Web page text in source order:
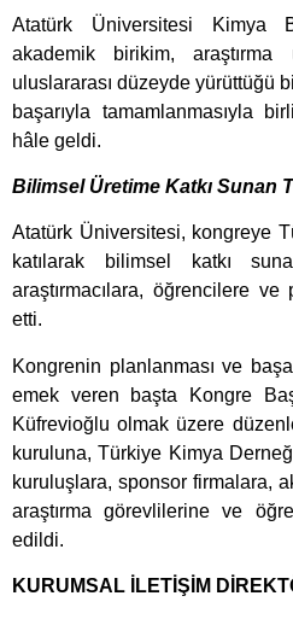
Atatürk Üniversitesi Kimya
akademik birikim,
uluslararası düzeyde yürüttüğü
başarıyla tamamlanmasıyla
hâle geldi.
Bilimsel Üretime Katkı Sunan
Atatürk Üniversitesi, kongreye
katılarak bilimsel katkı
araştırmacılara, öğrencilere
etti.
Kongrenin planlanması ve
emek veren başta Kongre
Küfrevioğlu olmak üzere
kuruluna, Türkiye Kimya
kuruluşlara, sponsor firmalara,
araştırma görevlilerine ve
edildi.
KURUMSAL İLETİŞİM